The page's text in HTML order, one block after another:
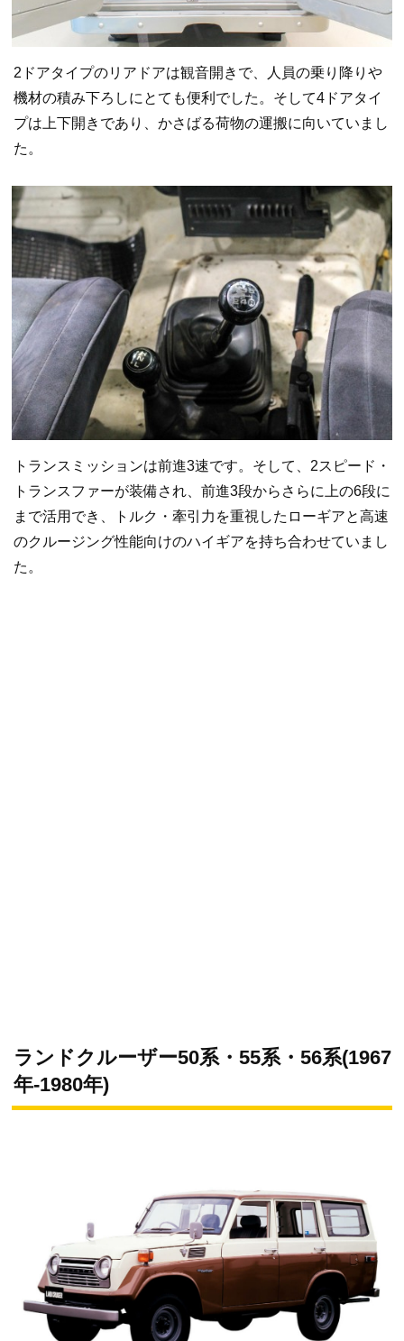
2ドアタイプのリアドアは観音開きで、人員の乗り降りや
機材の積み下ろしにとても便利でした。そして4ドアタイ
プは上下開きであり、かさばる荷物の運搬に向いていまし
た。
トランスミッションは前進3速です。そして、2スピード・
トランスファーが装備され、前進3段からさらに上の6段に
まで活用でき、トルク・牽引力を重視したローギアと高速
のクルージング性能向けのハイギアを持ち合わせていまし
た。
ランドクルーザー50系・55系・56系(1967
年-1980年)